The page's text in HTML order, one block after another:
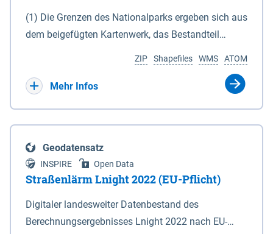
(1) Die Grenzen des Nationalparks ergeben sich aus
dem beigefügten Kartenwerk, das Bestandteil
(DTK) im Maßstab 1 : 100 000 (Anlage 2), 2.
verkleinerte Amtliche Karte 1 : 5 000 (AK5) im
projizierte Koordinaten im Europäischen
Terrestrischen Referenzsystem 1989 (ETRS 89) mit
der Universalen Transversalen Mercator-Abbildung
bezogen auf die Zone 32 N (UTM 32N) dargestellt
(Anlage 4); Gleiches gilt für die geografischen
ATOM
WMS
Shapefiles
ZIP
Mehr Infos
Geodatensatz
INSPIRE Open Data
Straßenlärm Lnight 2022 (EU-Pflicht)
Digitaler landesweiter Datenbestand des
Berechnungsergebnisses Lnight 2022 nach EU-